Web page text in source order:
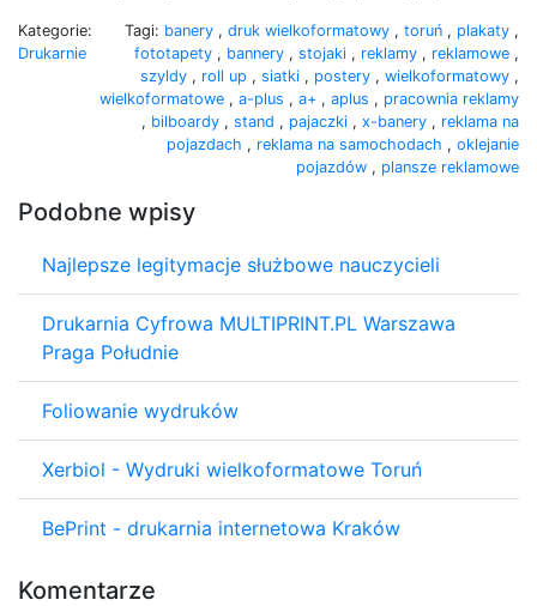
Kategorie:
Drukarnie
Tagi: banery , druk wielkoformatowy , toruń , plakaty ,
fototapety , bannery , stojaki , reklamy , reklamowe ,
szyldy , roll up , siatki , postery , wielkoformatowy ,
wielkoformatowe , a-plus , a+ , aplus , pracownia reklamy
, bilboardy , stand , pajaczki , x-banery , reklama na
pojazdach , reklama na samochodach , oklejanie
pojazdów , plansze reklamowe
Podobne wpisy
Najlepsze legitymacje służbowe nauczycieli
Drukarnia Cyfrowa MULTIPRINT.PL Warszawa
Praga Południe
Foliowanie wydruków
Xerbiol - Wydruki wielkoformatowe Toruń
BePrint - drukarnia internetowa Kraków
Komentarze